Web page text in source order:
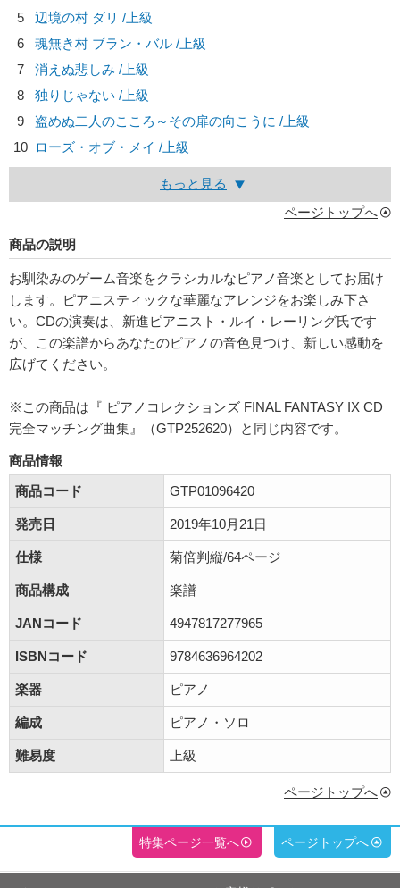
5
辺境の村 ダリ /上級
6
魂無き村 ブラン・バル /上級
7
消えぬ悲しみ /上級
8
独りじゃない /上級
9
盗めぬ二人のこころ～その扉の向こうに /上級
10 ローズ・オブ・メイ /上級
もっと見る
ページトップへ
商品の説明
お馴染みのゲーム音楽をクラシカルなピアノ音楽としてお届け
します。ピアニスティックな華麗なアレンジをお楽しみ下さ
い。CDの演奏は、新進ピアニスト・ルイ・レーリング氏です
が、この楽譜からあなたのピアノの音色見つけ、新しい感動を
広げてください。
※この商品は『 ピアノコレクションズ FINAL FANTASY IX CD
完全マッチング曲集』（GTP252620）と同じ内容です。
商品情報
商品コード
GTP01096420
発売日 2019年10月21日
仕様 菊倍判縦/64ページ
商品構成 楽譜
JANコード 4947817277965
ISBNコード 9784636964202
楽器 ピアノ
編成 ピアノ・ソロ
難易度 上級
ページトップへ
特集ページ一覧へ ページトップへ